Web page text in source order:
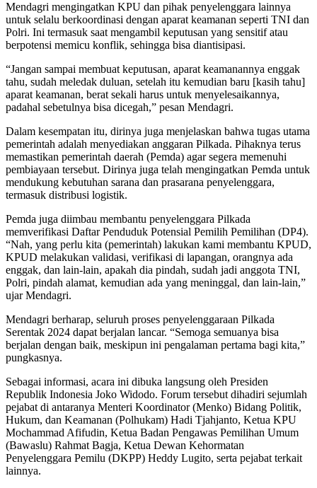
Mendagri mengingatkan KPU dan pihak penyelenggara lainnya
untuk selalu berkoordinasi dengan aparat keamanan seperti TNI dan
Polri. Ini termasuk saat mengambil keputusan yang sensitif atau
berpotensi memicu konflik, sehingga bisa diantisipasi.
“Jangan sampai membuat keputusan, aparat keamanannya enggak
tahu, sudah meledak duluan, setelah itu kemudian baru [kasih tahu]
aparat keamanan, berat sekali harus untuk menyelesaikannya,
padahal sebetulnya bisa dicegah,” pesan Mendagri.
Dalam kesempatan itu, dirinya juga menjelaskan bahwa tugas utama
pemerintah adalah menyediakan anggaran Pilkada. Pihaknya terus
memastikan pemerintah daerah (Pemda) agar segera memenuhi
pembiayaan tersebut. Dirinya juga telah mengingatkan Pemda untuk
mendukung kebutuhan sarana dan prasarana penyelenggara,
termasuk distribusi logistik.
Pemda juga diimbau membantu penyelenggara Pilkada
memverifikasi Daftar Penduduk Potensial Pemilih Pemilihan (DP4).
“Nah, yang perlu kita (pemerintah) lakukan kami membantu KPUD,
KPUD melakukan validasi, verifikasi di lapangan, orangnya ada
enggak, dan lain-lain, apakah dia pindah, sudah jadi anggota TNI,
Polri, pindah alamat, kemudian ada yang meninggal, dan lain-lain,”
ujar Mendagri.
Mendagri berharap, seluruh proses penyelenggaraan Pilkada
Serentak 2024 dapat berjalan lancar. “Semoga semuanya bisa
berjalan dengan baik, meskipun ini pengalaman pertama bagi kita,”
pungkasnya.
Sebagai informasi, acara ini dibuka langsung oleh Presiden
Republik Indonesia Joko Widodo. Forum tersebut dihadiri sejumlah
pejabat di antaranya Menteri Koordinator (Menko) Bidang Politik,
Hukum, dan Keamanan (Polhukam) Hadi Tjahjanto, Ketua KPU
Mochammad Afifudin, Ketua Badan Pengawas Pemilihan Umum
(Bawaslu) Rahmat Bagja, Ketua Dewan Kehormatan
Penyelenggara Pemilu (DKPP) Heddy Lugito, serta pejabat terkait
lainnya.